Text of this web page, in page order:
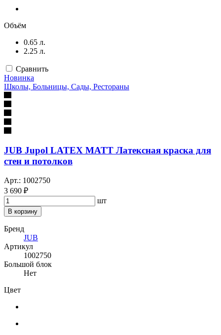
Объём
0.65 л.
2.25 л.
Сравнить
Новинка
Школы, Больницы, Сады, Рестораны
JUB Jupol LATEX MATT Латексная краска для
стен и потолков
Арт.: 1002750
3 690 ₽
шт
В корзину
Бренд
JUB
Артикул
1002750
Большой блок
Нет
Цвет